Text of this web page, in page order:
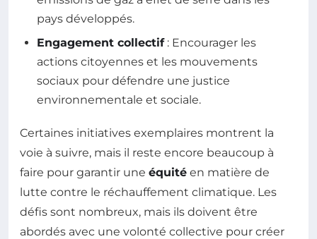
pays développés.
Engagement collectif: Encourager les
actions citoyennes et les mouvements
sociaux pour défendre une justice
environnementale et sociale.
Certaines initiatives exemplaires montrent la
voie à suivre, mais il reste encore beaucoup à
faire pour garantir une équité en matière de
lutte contre le réchauffement climatique. Les
défis sont nombreux, mais ils doivent être
abordés avec une volonté collective pour créer